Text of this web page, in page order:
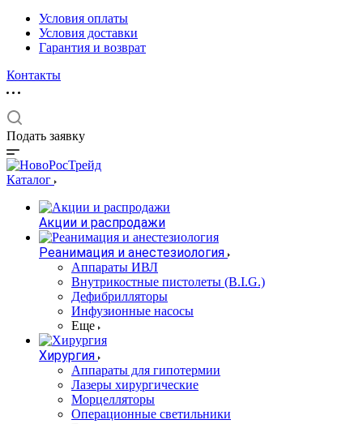
Условия оплаты
Условия доставки
Гарантия и возврат
Контакты
Подать заявку
Каталог
Акции и распродажи
Реанимация и анестезиология
Аппараты ИВЛ
Внутрикостные пистолеты (B.I.G.)
Дефибрилляторы
Инфузионные насосы
Еще
Хирургия
Аппараты для гипотермии
Лазеры хирургические
Морцелляторы
Операционные светильники